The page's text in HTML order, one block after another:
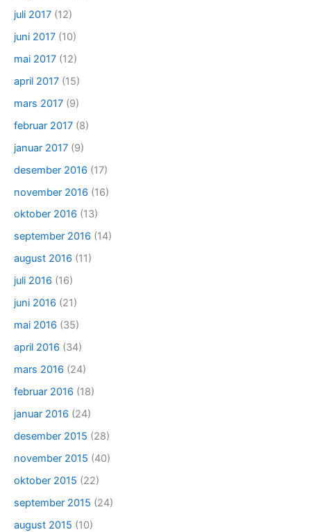
juli 2017 (12)
juni 2017 (10)
mai 2017 (12)
april 2017 (15)
mars 2017 (9)
februar 2017 (8)
januar 2017 (9)
desember 2016 (17)
november 2016 (16)
oktober 2016 (13)
september 2016 (14)
august 2016 (11)
juli 2016 (16)
juni 2016 (21)
mai 2016 (35)
april 2016 (34)
mars 2016 (24)
februar 2016 (18)
januar 2016 (24)
desember 2015 (28)
november 2015 (40)
oktober 2015 (22)
september 2015 (24)
august 2015 (10)